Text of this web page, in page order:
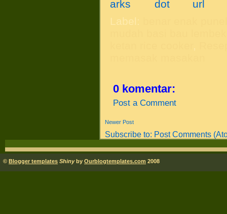
Label:
0 komentar:
Post a Comment
Newer Post
Subscribe to: Post Comments
© Blogger templates Shinyby Ourblogtemplates.com 2008